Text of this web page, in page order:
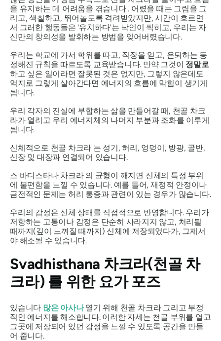
을 유지하는 데 어려움을 겪습니다 . 어렸을 때는 그림을 그
리고, 색칠하고, 뛰어놀도록 격려받았지만, 시간이 흐르면
서 그러한 행동들은 '유치하다'는 낙인이 찍히고, 우리는 자
신만의 창의성을 발휘하는 방법을 잊어버렸습니다.
우리는 학교에 가서 학위를 따고, 직장을 얻고, 은퇴하는 등
정해진 규칙을 따르도록 교육받습니다. 만약 그것이 정말로
하고 싶은 일이라면 잘못된 것은 없지만, 그렇지 않은데도
억지로 그렇게 살아간다면 에너지의 흐름에 막힘이 생기게
됩니다.
우리 각자의 진실에 부합하는 삶을 만들어갈 때, 천골 차크
라가열리고 우리 에너지체의 나머지 부분과 조화를 이루게
됩니다.
신체적으로 천골 차크라 는 성기, 허리, 엉덩이, 방광, 골반,
신장 및 대장과 연결되어 있습니다.
스 바디스타나 차크라의 균형이 깨지면 신체의 특정 부위
에 불편함을 느낄 수 있습니다. 예를 들어, 재정적 안정이나
금전적인 문제는 허리 통증과 관련이 있는 경우가 많습니다.
우리의 감정은 신체 상태를 직접적으로 반영합니다. 우리가
저항하는 고통이나 감정은 단순히 사라지지 않고, 처리될
때까지(깊이 느껴질 때까지) 신체에 저장되었다가, 그제서
야 해소될 수 있습니다.
Svadhisthana 차크라(천골 차
크라) 를 위한 요가 포즈
있습니다 많은 아사나열기 위해 천골 차크라그리고 부정
적인 에너지를 해소합니다. 이러한 자세는 천골 부위를 열고
그곳에 저장되어 있던 감정을 느낄 수 있도록 공간을 만들
어 줍니다.